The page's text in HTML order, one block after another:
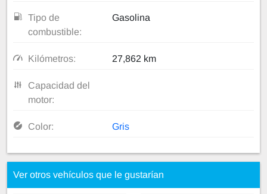
Tipo de
combustible:
Gasolina
Kilómetros: 27,862 km
Capacidad del
motor:
Color: Gris
Ver otros vehículos que le gustarían